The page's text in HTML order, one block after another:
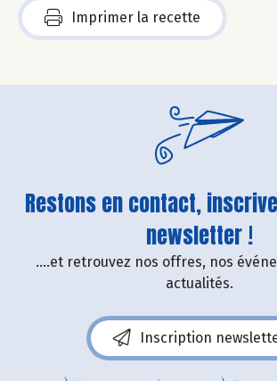
Imprimer la recette
Restons en contact,
newsletter !
....et retrouvez nos offres, nos
actualités.
Inscription